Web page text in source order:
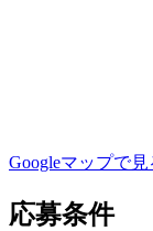
Googleマップで見
応募条件